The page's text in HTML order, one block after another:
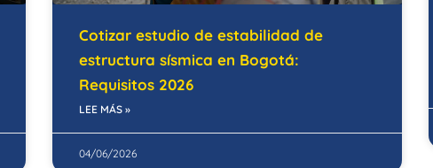
Cotizar estudio de estabilidad de
estructura sísmica en Bogotá:
Requisitos 2026
LEE MÁS »
04/06/2026